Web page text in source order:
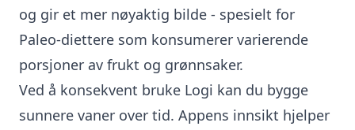
og gir et mer nøyaktig bilde - spesielt for
Paleo-diettere som konsumerer varierende
porsjoner av frukt og grønnsaker.
Ved å konsekvent bruke Logi kan du bygge
sunnere vaner over tid. Appens innsikt hjelper